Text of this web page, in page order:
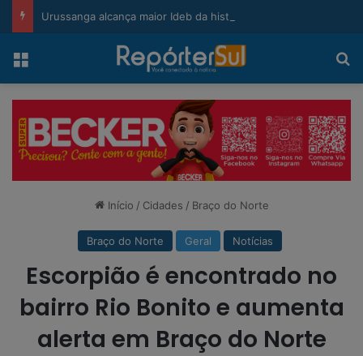
Menu
Início / Cidades / Braço do Norte
Braço do Norte Geral Notícias
Escorpião é encontrado no
bairro Rio Bonito e aumenta
alerta em Braço do Norte